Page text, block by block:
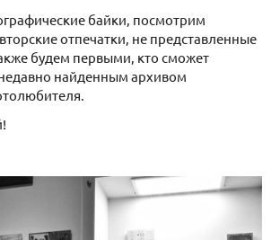
байки, посмотрим
отпечатки, не представленные
будем первыми, кто сможет
найденным архивом